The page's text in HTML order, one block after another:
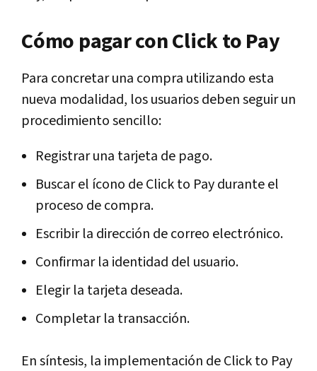
Cómo pagar con Click to Pay
Para concretar una compra utilizando esta
nueva modalidad, los usuarios deben seguir un
procedimiento sencillo:
Registrar una tarjeta de pago.
Buscar el ícono de Click to Pay durante el
proceso de compra.
Escribir la dirección de correo electrónico.
Confirmar la identidad del usuario.
Elegir la tarjeta deseada.
Completar la transacción.
En síntesis, la implementación de Click to Pay